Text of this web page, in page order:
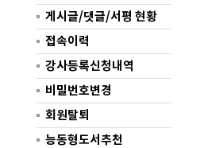
게시글/댓글/서평 현황
접속이력
강사등록신청내역
비밀번호변경
회원탈퇴
능동형도서추천